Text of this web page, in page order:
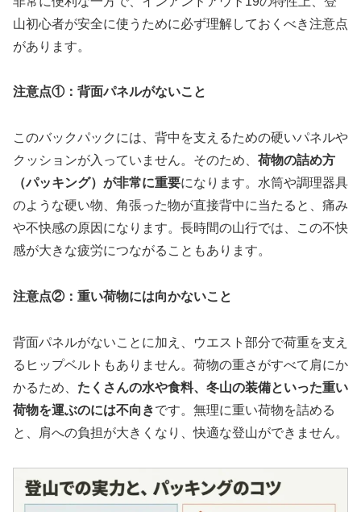
山初心者が安全に使うために必ず理解しておくべき注意点
があります。
注意点①：背面パネルがないこと
このバックパックには、背中を支えるための硬いパネルや
クッションが入っていません。そのため、 荷物の詰め方
（パッキング）が非常に重要になります。水筒や調理器具
のような硬い物、角張った物が直接背中に当たると、痛み
や不快感の原因になります。長時間の山行では、この不快
感が大きな疲労につながることもあります。
注意点②：重い荷物には向かないこと
背面パネルがないことに加え、ウエスト部分で荷重を支え
るヒップベルトもありません。荷物の重さがすべて肩にか
かるため、 たくさんの水や食料、冬山の装備といった重い
荷物を運ぶのには不向きです。無理に重い荷物を詰める
と、肩への負担が大きくなり、快適な登山ができません。